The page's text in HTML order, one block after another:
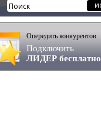
Опередить конкурентов
Подключить
ЛИДЕР бесплатно